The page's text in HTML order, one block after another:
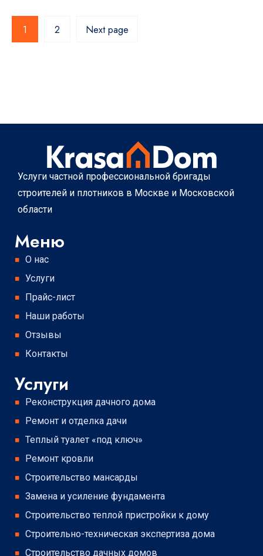
1 2 Next page
Услуги частной профессиональной бригады
строителей и плотников в Москве и Московской
области
Меню
О нас
Услуги
Прайс-лист
Наши работы
Отзывы
Контакты
Услуги
Реконструкция дачного дома
Ремонт и отделка дачи
Теплый туалет «под ключ»
Ремонт кровли
Строительство мансарды
Замена и усиление фундамента
Строительство теплой пристройки к дому
Строительно-техническая экспертиза дома
Строительство дачных домов